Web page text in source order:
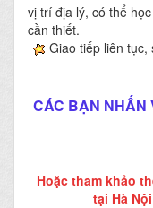
vị trí địa lý, có thể
cần thiết.
Giao tiếp liên
CÁC BẠN NHẤN
Hoặc tham khảo
tại Hà